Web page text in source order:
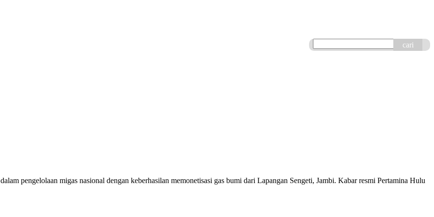
cari
pengelolaan migas nasional dengan keberhasilan memonetisasi gas bumi dari Lapangan Sengeti, Jambi. Kabar resmi Pertamina Hulu